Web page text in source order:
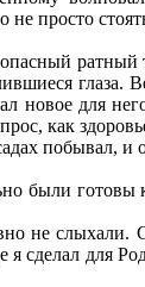
просто
глаза.
новое для
как
побывал, и
были
не
сделал